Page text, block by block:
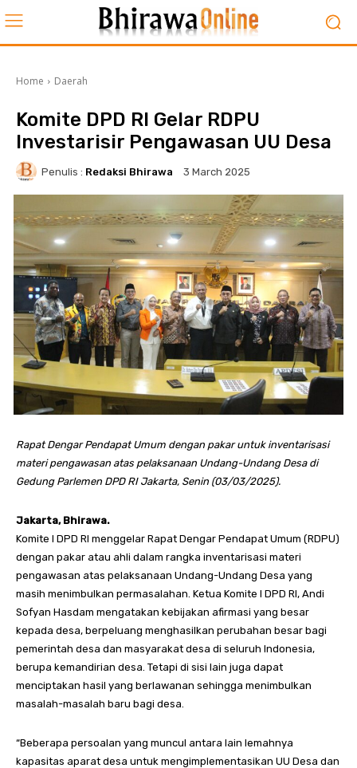
Home Daerah
Komite DPD RI Gelar RDPU
Investarisir Pengawasan UU Desa
Penulis : Redaksi Bhirawa 3 March 2025
Rapat Dengar Pendapat Umum dengan pakar untuk inventarisasi
materi pengawasan atas pelaksanaan Undang-Undang Desa di
Gedung Parlemen DPD RI Jakarta, Senin (03/03/2025).
Jakarta, Bhirawa.
Komite I DPD RI menggelar Rapat Dengar Pendapat Umum (RDPU)
dengan pakar atau ahli dalam rangka inventarisasi materi
pengawasan atas pelaksanaan Undang-Undang Desa yang
masih menimbulkan permasalahan. Ketua Komite I DPD RI, Andi
Sofyan Hasdam mengatakan kebijakan afirmasi yang besar
kepada desa, berpeluang menghasilkan perubahan besar bagi
pemerintah desa dan masyarakat desa di seluruh Indonesia,
berupa kemandirian desa. Tetapi di sisi lain juga dapat
menciptakan hasil yang berlawanan sehingga menimbulkan
masalah-masalah baru bagi desa.
“Beberapa persoalan yang muncul antara lain lemahnya
kapasitas aparat desa untuk mengimplementasikan UU Desa dan